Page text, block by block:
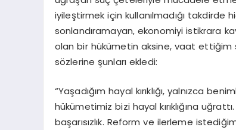
iyileştirmek için kullanılmadığı
sonlandıramayan, ekonomiyi istikrara
olan bir hükümetin aksine, vaat ettiğim
sözlerine şunları ekledi:
“Yaşadığım hayal kırıklığı, yalnızca
hükümetimiz bizi hayal kırıklığına
başarısızlık. Reform ve ilerleme